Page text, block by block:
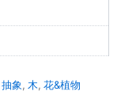
抽象, 木, 花&植物